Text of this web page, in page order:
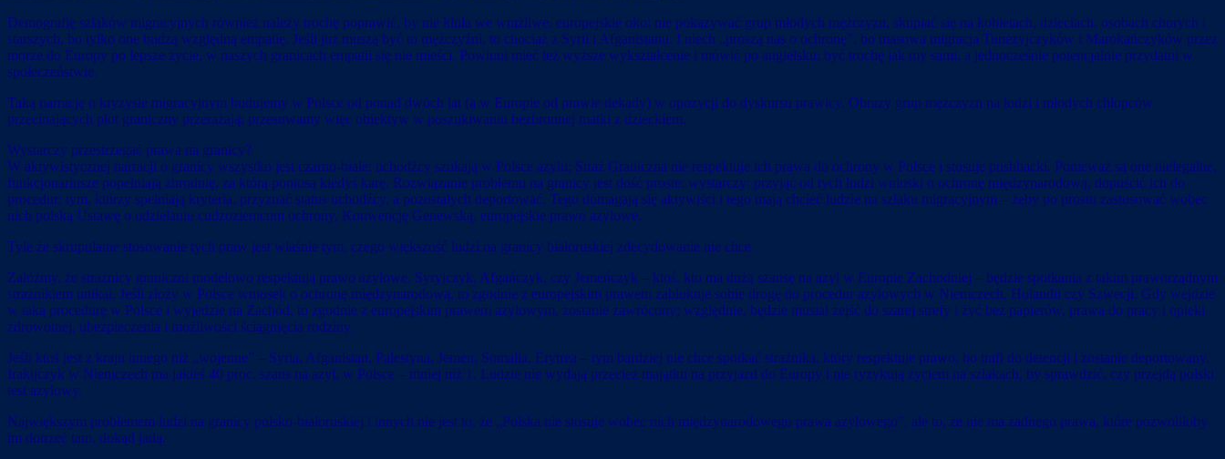
Demografię szlaków migracyjnych również należy trochę poprawić, by nie kłuła we wrażliwe, europejskie oko: nie pokazywać grup młodych mężczyzn, skupiać się na kobietach, dzieciach, osobach chorych i
starszych, bo tylko one budzą względną empatię. Jeśli już muszą być to mężczyźni, to chociaż z Syrii i Afganistanu. I niech „proszą nas o ochronę”, bo masowa migracja Tunezyjczyków i Marokańczyków przez
morze do Europy po lepsze życie, w naszych granicach empatii się nie mieści. Powinni mieć też wyższe wykształcenie i mówić po angielsku; być trochę jak my sami, a jednocześnie potencjalnie przydatni w
społeczeństwie.
Taką narrację o kryzysie migracyjnym budujemy w Polsce od ponad dwóch lat (a w Europie od prawie dekady) w opozycji do dyskursu prawicy. Obrazy grup mężczyzn na łodzi i młodych chłopców
przecinających płot graniczny przerażają; przesuwamy więc obiektyw w poszukiwaniu bezbronnej matki z dzieckiem.
Wystarczy przestrzegać prawa na granicy?
W aktywistycznej narracji o granicy wszystko jest czarno-białe: uchodźcy szukają w Polsce azylu; Straż Graniczna nie respektuje ich prawa do ochrony w Polsce i stosuje pushbacki. Ponieważ są one nielegalne,
funkcjonariusze popełniają zbrodnię, za którą poniosą kiedyś karę. Rozwiązanie problemu na granicy jest dość proste: wystarczy: przyjąć od tych ludzi wnioski o ochronę międzynarodową, dopuścić ich do
procedur; tym, którzy spełniają kryteria, przyznać status uchodźcy, a pozostałych deportować. Tego domagają się aktywiści i tego mają chcieć ludzie na szlaku migracyjnym – żeby po prostu zastosować wobec
nich polską Ustawę o udzielaniu cudzoziemcom ochrony, Konwencję Genewską, europejskie prawo azylowe.
Tyle że skrupulatne stosowanie tych praw jest właśnie tym, czego większość ludzi na granicy białoruskiej zdecydowanie nie chce.
Załóżmy, że strażnicy graniczni modelowo respektują prawo azylowe. Syryjczyk, Afgańczyk, czy Jemeńczyk – ktoś, kto ma dużą szansę na azyl w Europie Zachodniej – będzie spotkania z takim praworządnym
strażnikiem unikał. Jeśli złoży w Polsce wniosek o ochronę międzynarodową, to zgodnie z europejskim prawem zablokuje sobie drogę do procedur azylowych w Niemczech, Holandii czy Szwecji. Gdy wejdzie
w taką procedurę w Polsce i wyjedzie na Zachód, to zgodnie z europejskim prawem azylowym, zostanie zawrócony; względnie, będzie musiał zejść do szarej strefy i żyć bez papierów, prawa do pracy i opieki
zdrowotnej, ubezpieczenia i możliwości ściągnięcia rodziny.
Jeśli ktoś jest z kraju innego niż „wojenne” – Syria, Afganistan, Palestyna, Jemen, Somalia, Erytrea – tym bardziej nie chce spotkać strażnika, który respektuje prawo, bo trafi do detencji i zostanie deportowany.
Irakijczyk w Niemczech ma jakieś 40 proc. szans na azyl, w Polsce – mniej niż 1. Ludzie nie wydają przecież majątku na przyjazd do Europy i nie ryzykują życiem na szlakach, by sprawdzić, czy przejdą polski
test azylowy.
Największym problemem ludzi na granicy polsko-białoruskiej i innych nie jest to, że „Polska nie stosuje wobec nich międzynarodowego prawa azylowego”, ale to, że nie ma żadnego prawa, które pozwoliłoby
im dotrzeć tam, dokąd jadą.